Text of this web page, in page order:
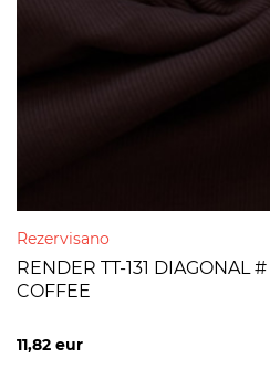
Rezervisano
RENDER TT-131 DIAGONAL
COFFEE
11,82 eur